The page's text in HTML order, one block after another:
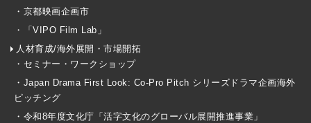
・京都映画企画市
・「VIPO Film Lab」
人材育成/海外展開・市場開拓
・セミナー・ワークショップ
・Japan Drama First Look: Co-Pro Pitch シリーズドラマ企画海外
ピッチング
・令和8年度文化庁「活字文化のグローバル展開推進事業」